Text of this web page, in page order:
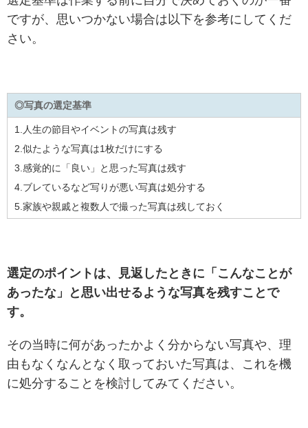
ですが、思いつかない場合は以下を参考にしてくだ
さい。
◎写真の選定基準
1.人生の節目やイベントの写真は残す
2.似たような写真は1枚だけにする
3.感覚的に「良い」と思った写真は残す
4.ブレているなど写りが悪い写真は処分する
5.家族や親戚と複数人で撮った写真は残しておく
選定のポイントは、見返したときに「こんなことが
あったな」と思い出せるような写真を残すことで
す。
その当時に何があったかよく分からない写真や、理
由もなくなんとなく取っておいた写真は、これを機
に処分することを検討してみてください。